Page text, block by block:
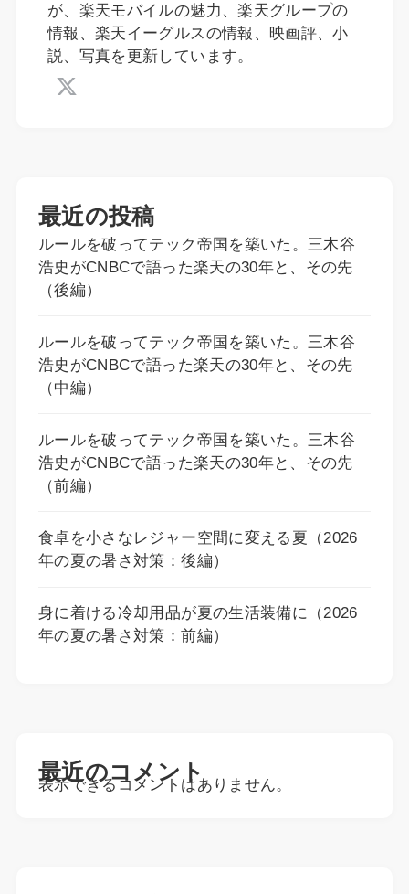
が、楽天モバイルの魅力、楽天グループの
情報、楽天イーグルスの情報、映画評、小
説、写真を更新しています。
最近の投稿
ルールを破ってテック帝国を築いた。三木谷
浩史がCNBCで語った楽天の30年と、その先
（後編）
ルールを破ってテック帝国を築いた。三木谷
浩史がCNBCで語った楽天の30年と、その先
（中編）
ルールを破ってテック帝国を築いた。三木谷
浩史がCNBCで語った楽天の30年と、その先
（前編）
食卓を小さなレジャー空間に変える夏（2026
年の夏の暑さ対策：後編）
身に着ける冷却用品が夏の生活装備に（2026
年の夏の暑さ対策：前編）
最近のコメント
表示できるコメントはありません。